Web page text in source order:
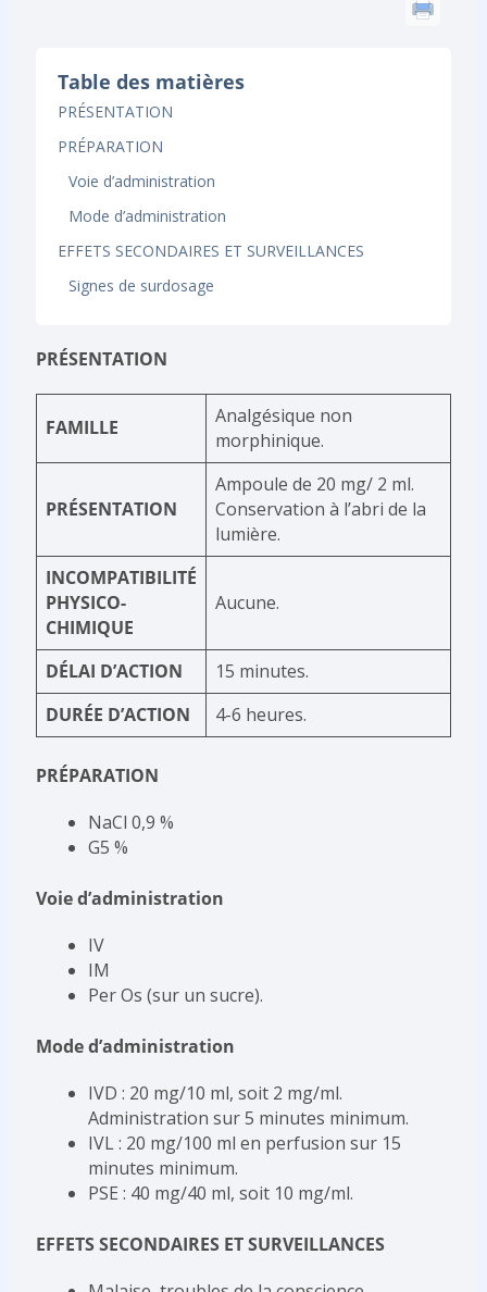
Table des matières
PRÉSENTATION
PRÉPARATION
Voie d’administration
Mode d’administration
EFFETS SECONDAIRES ET SURVEILLANCES
Signes de surdosage
PRÉSENTATION
FAMILLE
Analgésique non
morphinique.
PRÉSENTATION
Ampoule de 20 mg/ 2 ml.
Conservation à l’abri de la
lumière.
INCOMPATIBILITÉ
PHYSICO-
CHIMIQUE
Aucune.
DÉLAI D’ACTION
15 minutes.
DURÉE D’ACTION
4-6 heures.
PRÉPARATION
NaCl 0,9 %
G5 %
Voie d’administration
IV
IM
Per Os (sur un sucre).
Mode d’administration
IVD : 20 mg/10 ml, soit 2 mg/ml.
Administration sur 5 minutes minimum.
IVL : 20 mg/100 ml en perfusion sur 15
minutes minimum.
PSE : 40 mg/40 ml, soit 10 mg/ml.
EFFETS SECONDAIRES ET SURVEILLANCES